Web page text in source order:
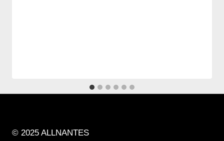
© 2025 ALLNANTES